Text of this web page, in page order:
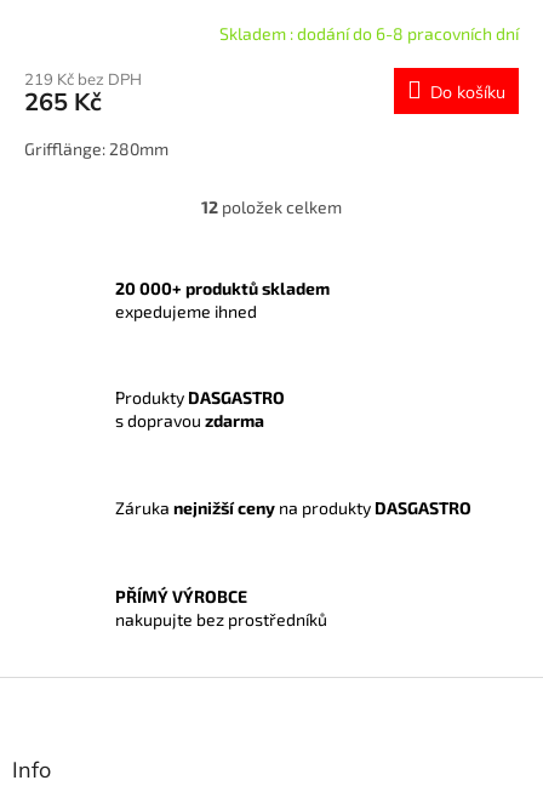
Skladem : dodání do 6-8 pracovních dní
219 Kč bez DPH
265 Kč Do košíku
Grifflänge: 280mm
O
á
p
v
s
u
12 položek celkem
20 000+ produktů skladem
expedujeme ihned
Produkty DASGASTRO
s dopravou zdarma
Záruka nejnižší ceny na produkty DASGASTRO
PŘÍMÝ VÝROBCE
nakupujte bez prostředníků
Info